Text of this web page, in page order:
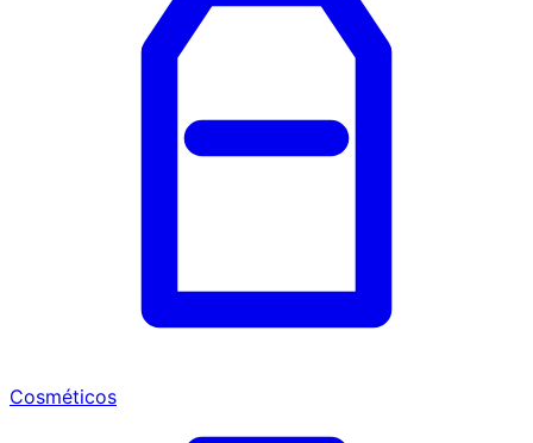
Cosméticos